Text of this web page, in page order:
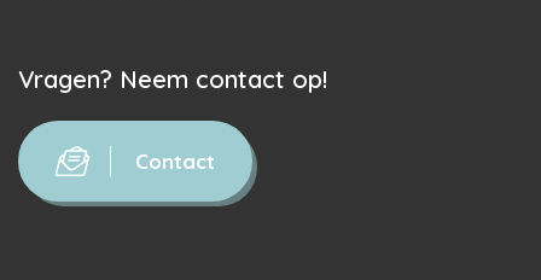
Vragen? Neem contact op!
Contact